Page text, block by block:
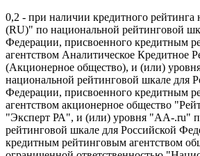
0,2 - при наличии кредитного
(RU)" по национальной рейтинговой
Федерации, присвоенного кредитным
агентством Аналитическое Кредитное
(Акционерное общество), и (или)
национальной рейтинговой шкале для
Федерации, присвоенного кредитным
агентством акционерное общество
"Эксперт РА", и (или) уровня "AA-.ru"
рейтинговой шкале для Российской
кредитным рейтинговым агентством